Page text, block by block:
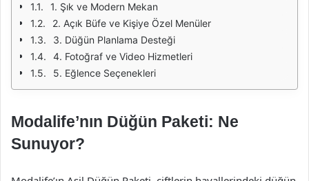
1. Şık ve Modern Mekan
2. Açık Büfe ve Kişiye Özel Menüler
3. Düğün Planlama Desteği
4. Fotoğraf ve Video Hizmetleri
5. Eğlence Seçenekleri
Modalife’nın Düğün Paketi: Ne
Sunuyor?